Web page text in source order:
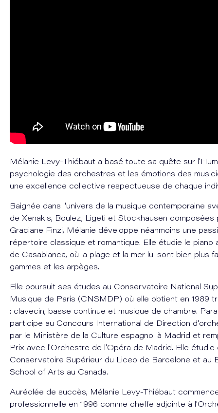
Mélanie Levy-Thiébaut a basé toute sa quête sur
psychologie des orchestres et les émotions des
une excellence collective respectueuse de chaque
Baignée dans l'univers de la musique contemporaine
de Xenakis, Boulez, Ligeti et Stockhausen composées
Graciane Finzi, Mélanie développe néanmoins une
répertoire classique et romantique. Elle étudie le piano
de Casablanca, où la plage et la mer lui sont bien plus
gammes et les arpèges.
Elle poursuit ses études au Conservatoire National
Musique de Paris (CNSMDP) où elle obtient en 1989
: clavecin, basse continue et musique de chambre.
participe au Concours International de Direction
par le Ministère de la Culture espagnol à Madrid et
Prix avec l'Orchestre de l'Opéra de Madrid. Elle étudie
Conservatoire Supérieur du Liceo de Barcelone et au
School of Arts au Canada.
Auréolée de succès, Mélanie Levy-Thiébaut
professionnelle en 1996 comme cheffe adjointe à